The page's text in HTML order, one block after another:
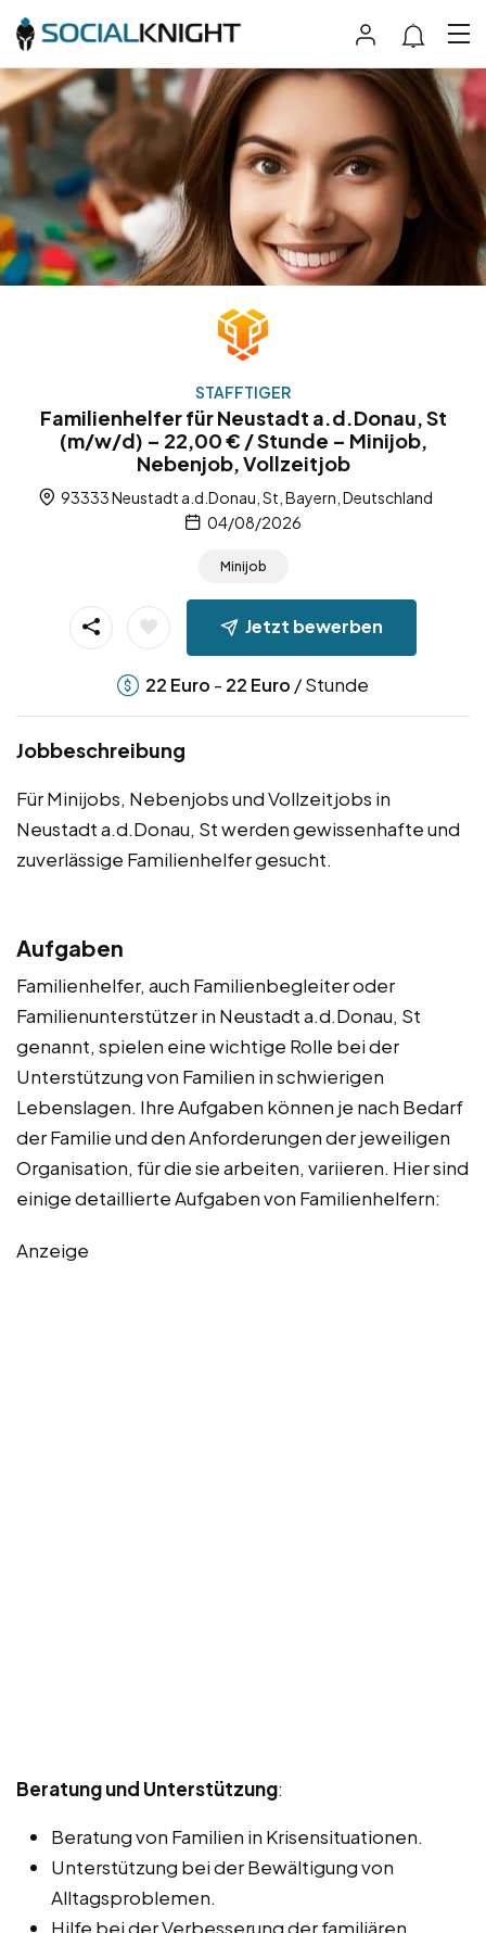
STAFFTIGER
Familienhelfer für Neustadt a.d.Donau, St
(m/w/d) – 22,00 € / Stunde – Minijob,
Nebenjob, Vollzeitjob
93333 Neustadt a.d.Donau, St, Bayern, Deutschland
04/08/2026
Minijob
Jetzt bewerben
22 Euro - 22 Euro / Stunde
Jobbeschreibung
Für Minijobs, Nebenjobs und Vollzeitjobs in
Neustadt a.d.Donau, St werden gewissenhafte und
zuverlässige Familienhelfer gesucht.
Aufgaben
Familienhelfer, auch Familienbegleiter oder
Familienunterstützer in Neustadt a.d.Donau, St
genannt, spielen eine wichtige Rolle bei der
Unterstützung von Familien in schwierigen
Lebenslagen. Ihre Aufgaben können je nach Bedarf
der Familie und den Anforderungen der jeweiligen
Organisation, für die sie arbeiten, variieren. Hier sind
einige detaillierte Aufgaben von Familienhelfern:
Anzeige
Beratung und Unterstützung:
Beratung von Familien in Krisensituationen.
Unterstützung bei der Bewältigung von
Alltagsproblemen.
Hilfe bei der Verbesserung der familiären